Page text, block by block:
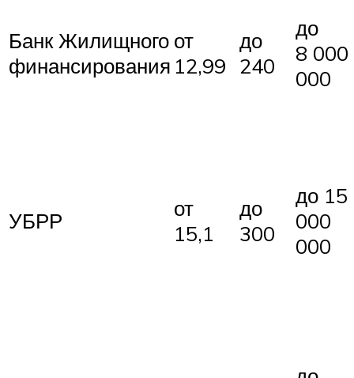
Банк Жилищного
финансирования
от
12,99
до
240
до
8 000
000
УБРР
от
15,1
до
300
до 15
000
000